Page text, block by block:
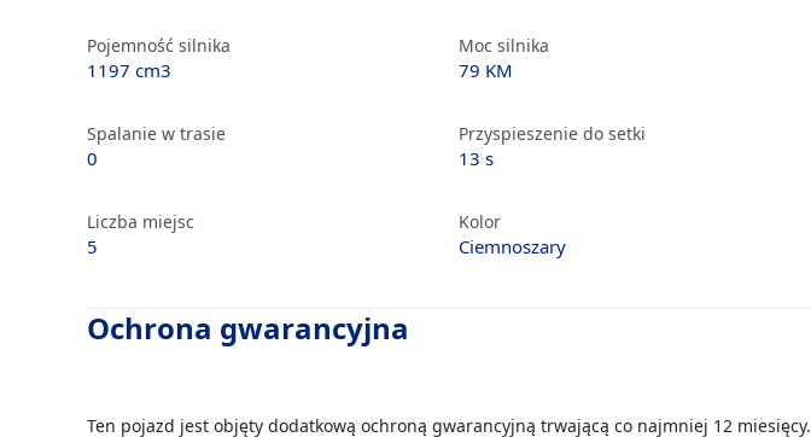
Pojemność silnika
1197 cm3
Moc silnika
79 KM
Spalanie w trasie
0
Przyspieszenie do setki
13 s
Liczba miejsc
5
Kolor
Ciemnoszary
Ochrona gwarancyjna
Ten pojazd jest objęty dodatkową ochroną gwarancyjną trwającą co najmniej 12 miesięcy.